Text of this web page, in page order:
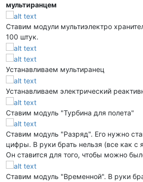
мультиранцем
Ставим модули мультиэлектро
100 штук.
Устанавливаем мультиранец
Устанавливаем электрический
Ставим модуль "Турбина для полета"
Ставим модуль "Разряд". Его нужно
цифры. В руки брать нельзя (все как с
Он ставится для того, чтобы можно
Ставим модуль "Временной". В руки